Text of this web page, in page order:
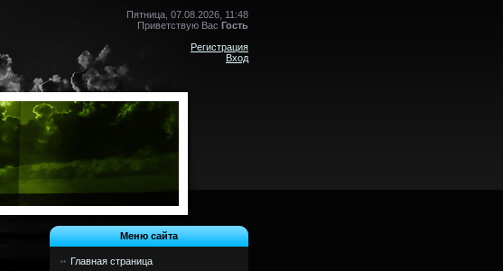
Пятница, 07.08.2026, 11:48
Приветствую Вас Гость
Регистрация
Вход
Меню сайта
Главная страница